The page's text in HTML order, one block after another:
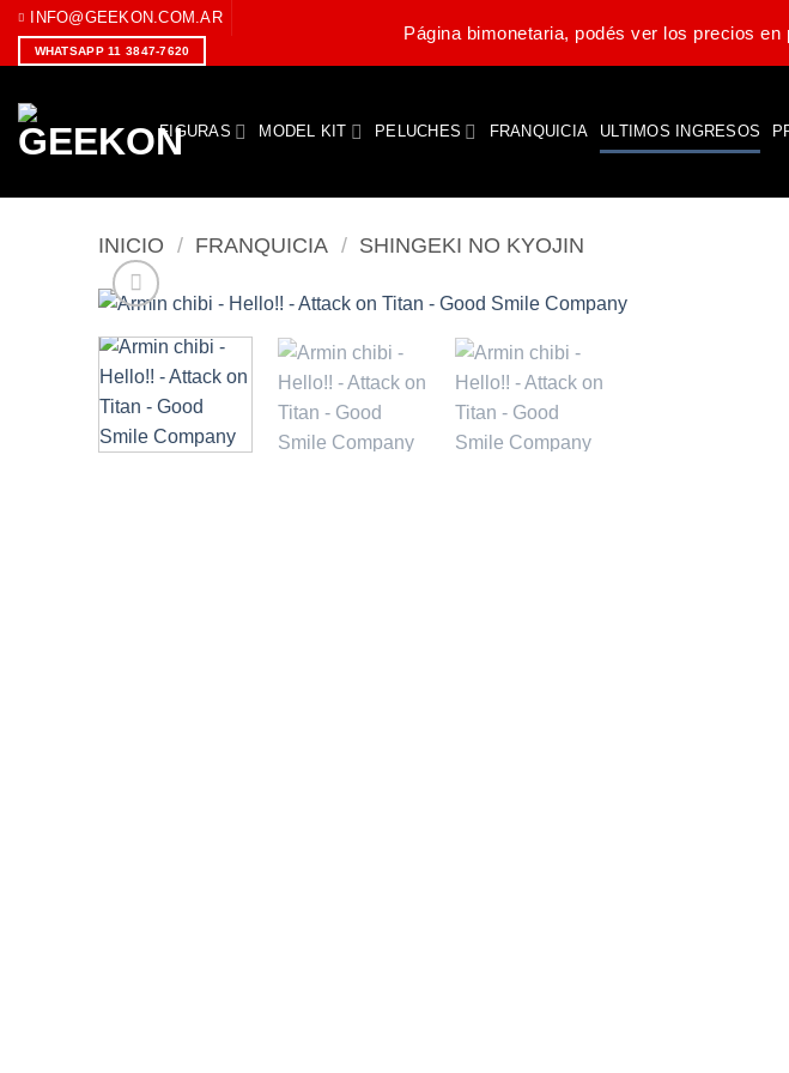
SaltarINFO@GEEKON.COM.AR
WHATSAPP 11 3847-7620
Página bimonetaria, podés ver los precios
FIGURAS MODEL KIT PELUCHES FRANQUICIA ULTIMOS INGRESOS
INICIO / FRANQUICIA / SHINGEKI NO KYOJIN